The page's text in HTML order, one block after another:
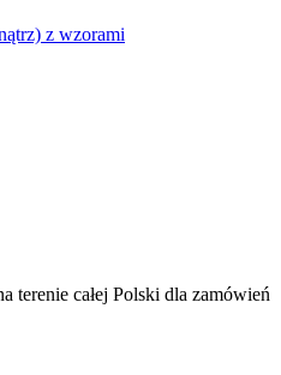
z wzorami
terenie całej Polski dla zamówień